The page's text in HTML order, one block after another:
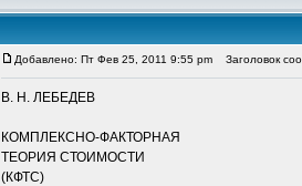
Добавлено: Пт Фев 25, 2011 9:55 pm Заголовок
В. Н. ЛЕБЕДЕВ
КОМПЛЕКСНО-ФАКТОРНАЯ
ТЕОРИЯ СТОИМОСТИ
(КФТС)